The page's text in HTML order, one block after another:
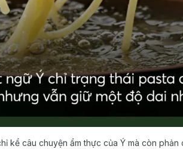
kể câu chuyện ẩm thực của Ý mà còn